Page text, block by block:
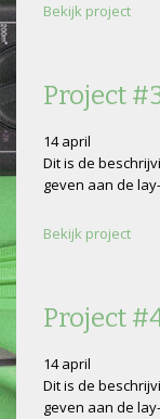
Bekijk project
Project
14 april
Dit is de
geven aan de
Bekijk project
Project
14 april
Dit is de
geven aan de